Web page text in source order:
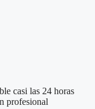
casi las 24 horas
profesional